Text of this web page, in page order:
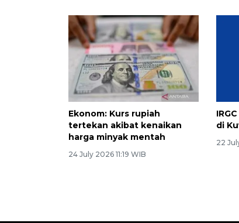
Ekonom: Kurs rupiah
tertekan akibat kenaikan
harga minyak mentah
24 July 2026 11:19 WIB
di
22